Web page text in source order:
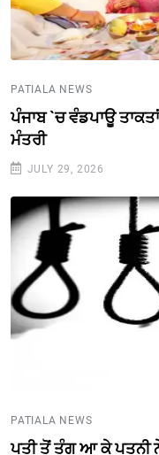
PATIALA NEWS
ਪੰਜਾਬ `ਚ ਵੰਡਪਾਊ
ਮੰਤਰੀ
JULY 29, 2026
PATIALA NEWS
ਪਤੀ ਤੋਂ ਤੰਗ ਆ ਕੇ ਪਤਨੀ